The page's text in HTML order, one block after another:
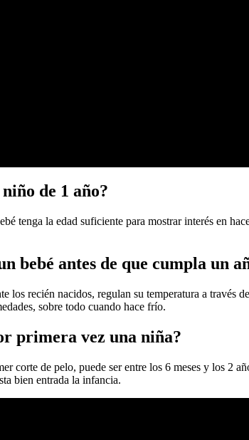
de 1 año?
tenga la edad suficiente para mostrar interés en
bebé antes de que cumpla un
los recién nacidos, regulan su temperatura a
sobre todo cuando hace frío.
primera vez una niña?
corte de pelo, puede ser entre los 6 meses y los 2
bien entrada la infancia.